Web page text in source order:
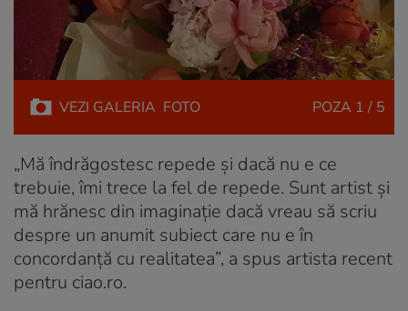
VEZI GALERIA FOTO POZA 1 / 5
„Mă îndrăgostesc repede și dacă nu e ce
trebuie, îmi trece la fel de repede. Sunt artist și
mă hrănesc din imaginație dacă vreau să scriu
despre un anumit subiect care nu e în
concordanță cu realitatea”, a spus artista recent
pentru ciao.ro.